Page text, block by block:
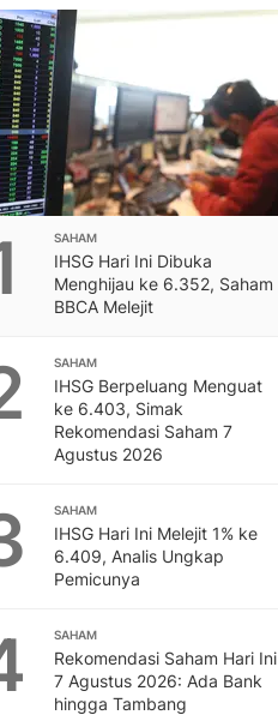
SAHAM
IHSG Hari Ini Dibuka
Menghijau ke 6.352, Saham
BBCA Melejit
SAHAM
IHSG Berpeluang Menguat
ke 6.403, Simak
Rekomendasi Saham 7
Agustus 2026
SAHAM
IHSG Hari Ini Melejit 1% ke
6.409, Analis Ungkap
Pemicunya
SAHAM
Rekomendasi Saham Hari Ini
7 Agustus 2026: Ada Bank
hingga Tambang